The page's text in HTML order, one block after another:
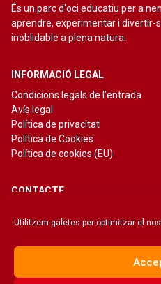
Utilitzem galetes per optimitzar el
És un parc d'oci educatiu per a
aprendre, experimentar i divertir-
inoblidable a plena natura.
INFORMACIÓ LEGAL
Condicions legals de l’entrada
Avís legal
Política de privacitat
Política de Cookies
Política de cookies (EU)
CONTACTE
Finca Número 2.